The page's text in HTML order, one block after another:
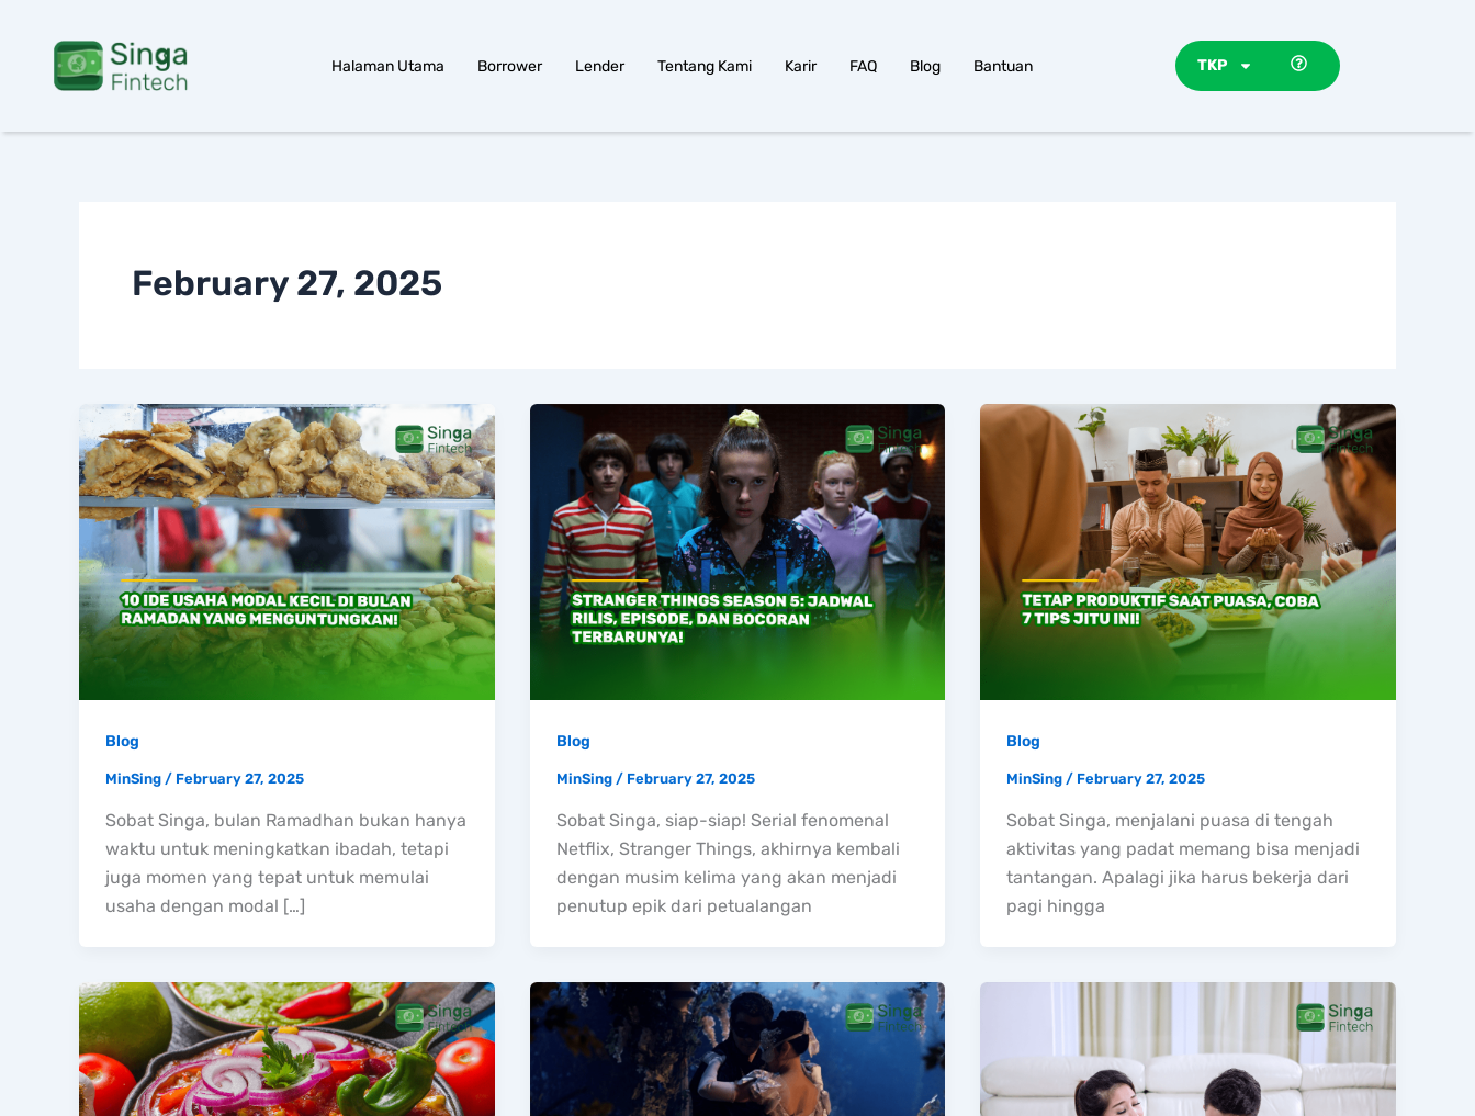
content
Halaman Utama Borrower Lender Tentang Kami Karir FAQ Blog Bantuan TKP
February 27, 2025
Blog
MinSing / February 27, 2025
Sobat Singa, bulan Ramadhan bukan hanya
waktu untuk meningkatkan ibadah, tetapi
juga momen yang tepat untuk memulai
usaha dengan modal […]
Blog
MinSing / February 27, 2025
Sobat Singa, siap-siap! Serial fenomenal
Netflix, Stranger Things, akhirnya kembali
dengan musim kelima yang akan menjadi
penutup epik dari petualangan
Blog
MinSing/ February 27, 2025
Sobat Singa, menjalani puasa di tengah
aktivitas yang padat memang bisa menjadi
tantangan. Apalagi jika harus bekerja dari
pagi hingga